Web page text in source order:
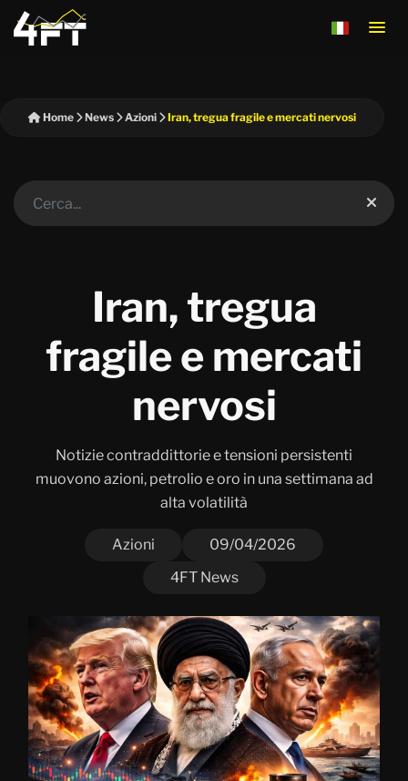
Home News Azioni Iran, tregua fragile e mercati nervosi
Iran, tregua
fragile e mercati
nervosi
Notizie contraddittorie e tensioni persistenti
muovono azioni, petrolio e oro in una settimana ad
alta volatilità
Azioni
09/04/2026
4FT News